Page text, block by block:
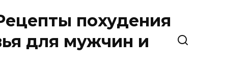
похудения
для мужчин и